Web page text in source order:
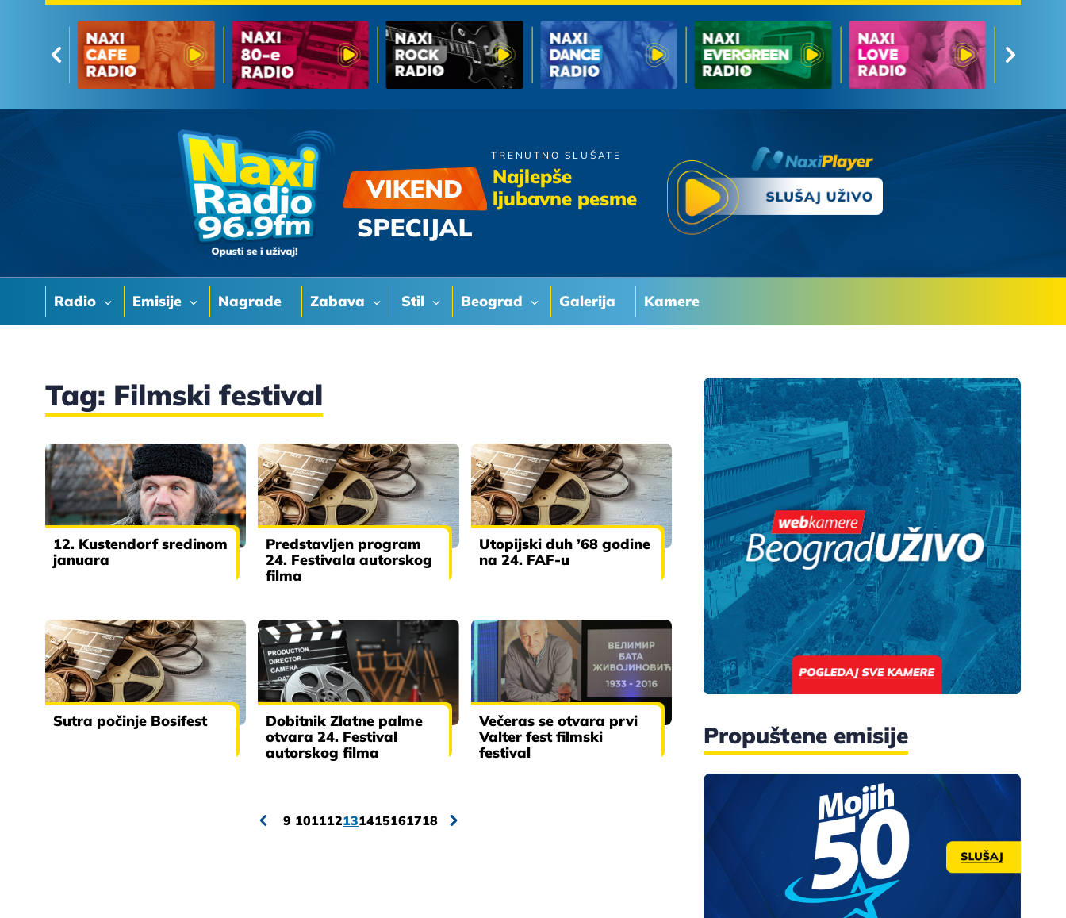
Radio Emisije Nagrade Zabava Stil Beograd Galerija Kamere
TRENUTNO SLUŠATE
Najlepše
ljubavne pesme
Tag: Filmski festival
12. Kustendorf sredinom
januara
Predstavljen program
24. Festivala autorskog
filma
Utopijski duh ’68 godine
na 24. FAF-u
Sutra počinje Bosifest
Dobitnik Zlatne palme
otvara 24. Festival
autorskog filma
Večeras se otvara prvi
Valter fest filmski
festival
9 101112131415161718
Propuštene emisije